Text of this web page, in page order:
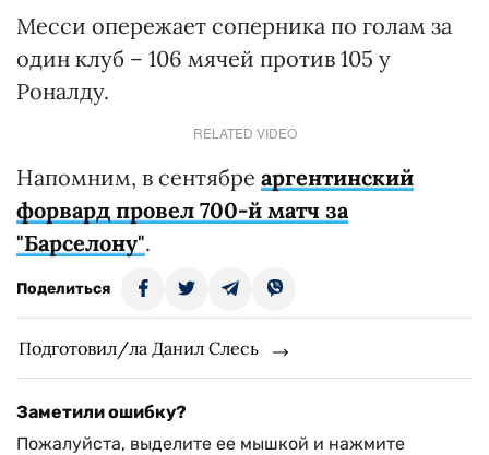
Месси опережает соперника по голам за
один клуб – 106 мячей против 105 у
Роналду.
RELATED VIDEO
Напомним, в сентябре аргентинский
форвард провел 700-й матч за
"Барселону".
Поделиться
Подготовил/ла Данил Слесь
Заметили ошибку?
Пожалуйста, выделите ее мышкой и нажмите